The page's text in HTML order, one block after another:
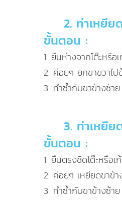
2. ท่าเหยี
ขั้นตอน :
1. ยืนห่างจากโต๊ะหรื
2. ค่อยๆ ยกขาขวาไ
3. ทำซ้ำกับขาข้างซ้าย
3. ท่าเหยีย
ขั้นตอน :
1. ยืนตรงชิดโต๊ะหรือ
2. ค่อยๆ เหยียดขาข้
3. ทำซ้ำกับขาข้างซ้า